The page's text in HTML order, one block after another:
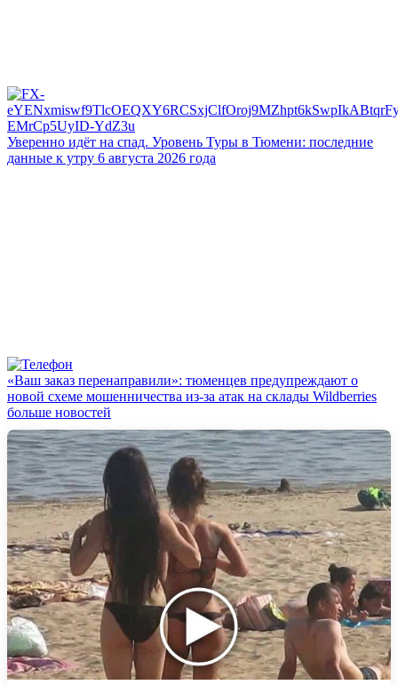
Уверенно идёт на спад. Уровень Туры в Тюмени: последние
данные к утру 6 августа 2026 года
«Ваш заказ перенаправили»: тюменцев предупреждают о
новой схеме мошенничества из-за атак на склады Wildberries
больше новостей